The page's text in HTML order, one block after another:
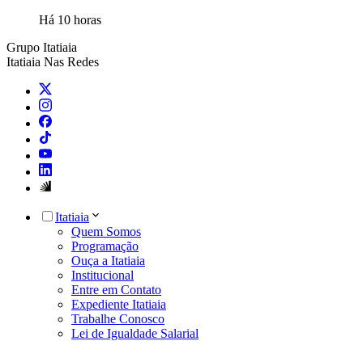
Há 10 horas
Grupo Itatiaia
Itatiaia Nas Redes
Itatiaia
Quem Somos
Programação
Ouça a Itatiaia
Institucional
Entre em Contato
Expediente Itatiaia
Trabalhe Conosco
Lei de Igualdade Salarial